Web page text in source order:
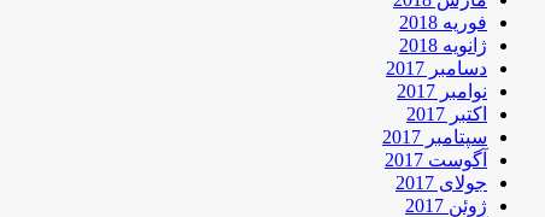
فوریه 2018
ژانویه 2018
دسامبر 2017
نوامبر 2017
اکتبر 2017
سپتامبر 2017
آگوست 2017
جولای 2017
ژوئن 2017